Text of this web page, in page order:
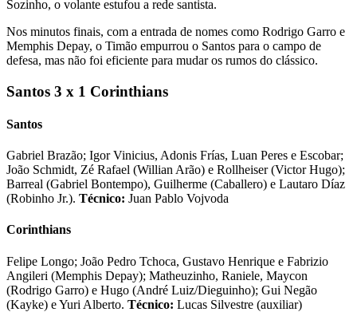
Sozinho, o volante estufou a rede santista.
Nos minutos finais, com a entrada de nomes como Rodrigo Garro e
Memphis Depay, o Timão empurrou o Santos para o campo de
defesa, mas não foi eficiente para mudar os rumos do clássico.
Santos 3 x 1 Corinthians
Santos
Gabriel Brazão; Igor Vinicius, Adonis Frías, Luan Peres e Escobar;
João Schmidt, Zé Rafael (Willian Arão) e Rollheiser (Victor Hugo);
Barreal (Gabriel Bontempo), Guilherme (Caballero) e Lautaro Díaz
(Robinho Jr.). Técnico: Juan Pablo Vojvoda
Corinthians
Felipe Longo; João Pedro Tchoca, Gustavo Henrique e Fabrizio
Angileri (Memphis Depay); Matheuzinho, Raniele, Maycon
(Rodrigo Garro) e Hugo (André Luiz/Dieguinho); Gui Negão
(Kayke) e Yuri Alberto. Técnico: Lucas Silvestre (auxiliar)